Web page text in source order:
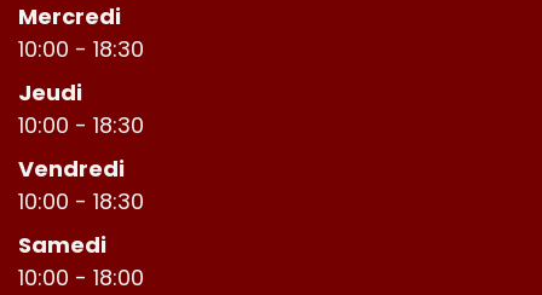
Mercredi
10:00 - 18:30
Jeudi
10:00 - 18:30
Vendredi
10:00 - 18:30
Samedi
10:00 - 18:00